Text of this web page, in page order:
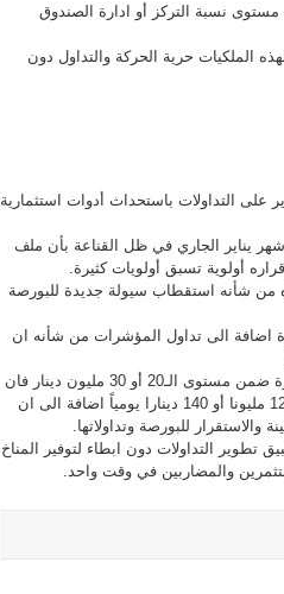
نسبة التركز أو ادارة الصندوق
الاستراتيجية التي تفوق الـ%30 بما يضمن لهذه الملكيات حرية الحركة والتداول دون
التداولات باستحداث أدوات استثمارية
يناير الجاري في ظل القناعة بأن ملف
أولوية تسبق أولويات كثيرة.
من شأنه استقطاب سيولة جديدة للبورصة
اضافة الى تداول المؤشرات من شأنه ان
وأضاف المصدر لو افترضنا ان القيمة النقدية المتداولة في الفترة الأخيرة ضمن مستوى الـ20 أو 30 مليون دينار فان
تطبيق الأدوات الاستثمارية الجديدة من شأنه ان يجلب سيولة تفوق الـ120 مليونا أو 140 دينارا يومياً اضافة الى ان
للبورصة وتداولاتها.
تطوير التداولات دون ابطاء لتوفير المناخ
والمضاربين في وقت واحد.